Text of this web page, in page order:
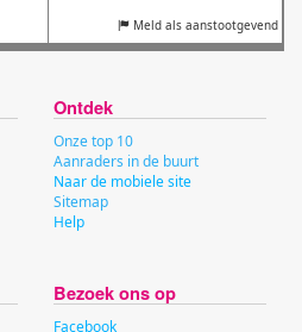
Meld als aanstootgevend
Ontdek
Onze top 10
Aanraders in de buurt
Naar de mobiele site
Sitemap
Help
Bezoek ons op
Facebook